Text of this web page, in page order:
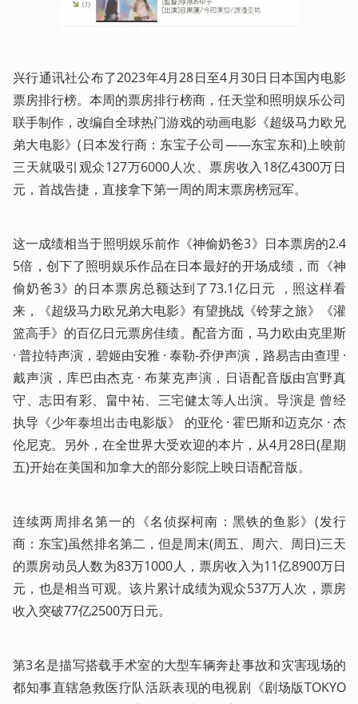
兴行通讯社公布了2023年4月28日至4月30日日本国内电影
票房排行榜。本周的票房排行榜商，任天堂和照明娱乐公司
联手制作，改编自全球热门游戏的动画电影《超级马力欧兄
弟大电影》(日本发行商：东宝子公司——东宝东和)上映前
三天就吸引观众127万6000人次、票房收入18亿4300万日
元，首战告捷，直接拿下第一周的周末票房榜冠军。
这一成绩相当于照明娱乐前作《神偷奶爸3》日本票房的2.4
5倍，创下了照明娱乐作品在日本最好的开场成绩，而《神
偷奶爸3》的日本票房总额达到了73.1亿日元 ，照这样看
来，《超级马力欧兄弟大电影》有望挑战《铃芽之旅》《灌
篮高手》的百亿日元票房佳绩。配音方面，马力欧由克里斯
· 普拉特声演，碧姬由安雅 · 泰勒-乔伊声演，路易吉由查理 ·
戴声演，库巴由杰克 · 布莱克声演，日语配音版由宫野真
守、志田有彩、畠中祐、三宅健太等人出演。导演是 曾经
执导《少年泰坦出击电影版》 的亚伦 · 霍巴斯和迈克尔 · 杰
伦尼克。另外，在全世界大受欢迎的本片，从4月28日(星期
五)开始在美国和加拿大的部分影院上映日语配音版。
连续两周排名第一的《名侦探柯南：黑铁的鱼影》(发行
商：东宝)虽然排名第二，但是周末(周五、周六、周日)三天
的票房动员人数为83万1000人，票房收入为11亿8900万日
元，也是相当可观。该片累计成绩为观众537万人次，票房
收入突破77亿2500万日元。
第3名是描写搭载手术室的大型车辆奔赴事故和灾害现场的
都知事直辖急救医疗队活跃表现的电视剧《剧场版TOKYO